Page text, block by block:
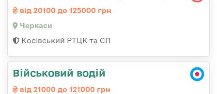
від 20100 до 125000 грн
Черкаси
Косівський РТЦК та СП
Військовий водій
від 21000 до 121000 грн